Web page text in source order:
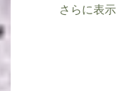
さらに表示